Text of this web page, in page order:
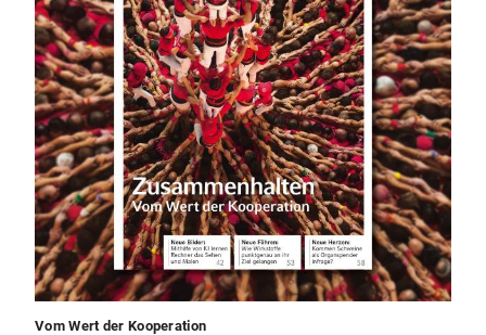
Vom Wert der Kooperation